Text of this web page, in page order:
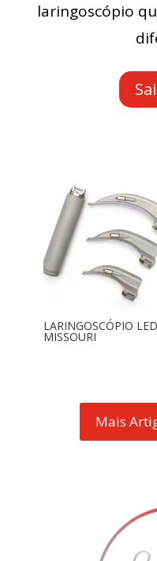
laringoscópio
LARINGOSCÓPIO LED
MISSOURI
Mais